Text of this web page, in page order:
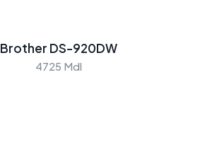
Brother DS-920DW
4725 Mdl